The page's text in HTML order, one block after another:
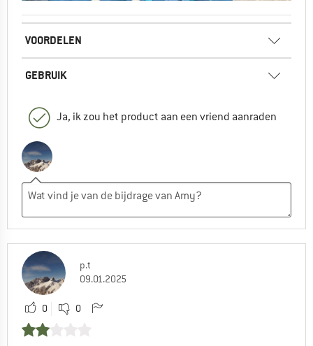
VOORDELEN
GEBRUIK
Ja, ik zou het product aan een vriend aanraden
p.t
09.01.2025
0 0